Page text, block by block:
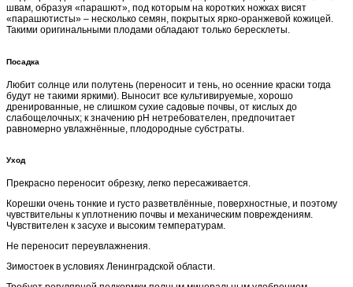
швам, образуя «парашют», под которым на коротких ножках висят
«парашютисты» – несколько семян, покрытых ярко-оранжевой кожицей.
Такими оригинальными плодами обладают только бересклеты.
Посадка
Любит солнце или полутень (переносит и тень, но осенние краски тогда
будут не такими яркими). Выносит все культивируемые, хорошо
дренированные, не слишком сухие садовые почвы, от кислых до
слабощелочных; к значению рН нетребователен, предпочитает
равномерно увлажнённые, плодородные субстраты.
Уход
Прекрасно переносит обрезку, легко пересаживается.
Корешки очень тонкие и густо разветвлённые, поверхностные, и поэтому
чувствительны к уплотнению почвы и механическим повреждениям.
Чувствителен к засухе и высоким температурам.
Не переносит переувлажнения.
Зимостоек в условиях Ленинградской области.